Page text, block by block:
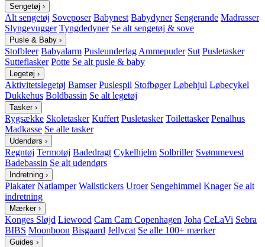
Sengetøj ›
Alt sengetøj Soveposer Babynest Babydyner Sengerande Madrasser
Slyngevugger Tyngdedyner Se alt sengetøj & sove
Pusle & Baby ›
Stofbleer Babyalarm Pusleunderlag Ammepuder Sut Pusletasker
Sutteflasker Potte Se alt pusle & baby
Legetøj ›
Aktivitetslegetøj Bamser Puslespil Stofbøger Løbehjul Løbecykel
Dukkehus Boldbassin Se alt legetøj
Tasker ›
Rygsække Skoletasker Kuffert Pusletasker Toilettasker Penalhus
Madkasse Se alle tasker
Udendørs ›
Regntøj Termotøj Badedragt Cykelhjelm Solbriller Svømmevest
Badebassin Se alt udendørs
Indretning ›
Plakater Natlamper Wallstickers Uroer Sengehimmel Knager Se alt
indretning
Mærker ›
Konges Sløjd Liewood Cam Cam Copenhagen Joha CeLaVi Sebra
BIBS Moonboon Bisgaard Jellycat Se alle 100+ mærker
Guides ›